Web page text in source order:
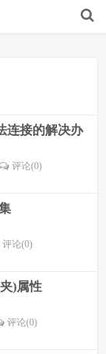
连接的解决办
评论(0)
评论(0)
)属性
评论(0)